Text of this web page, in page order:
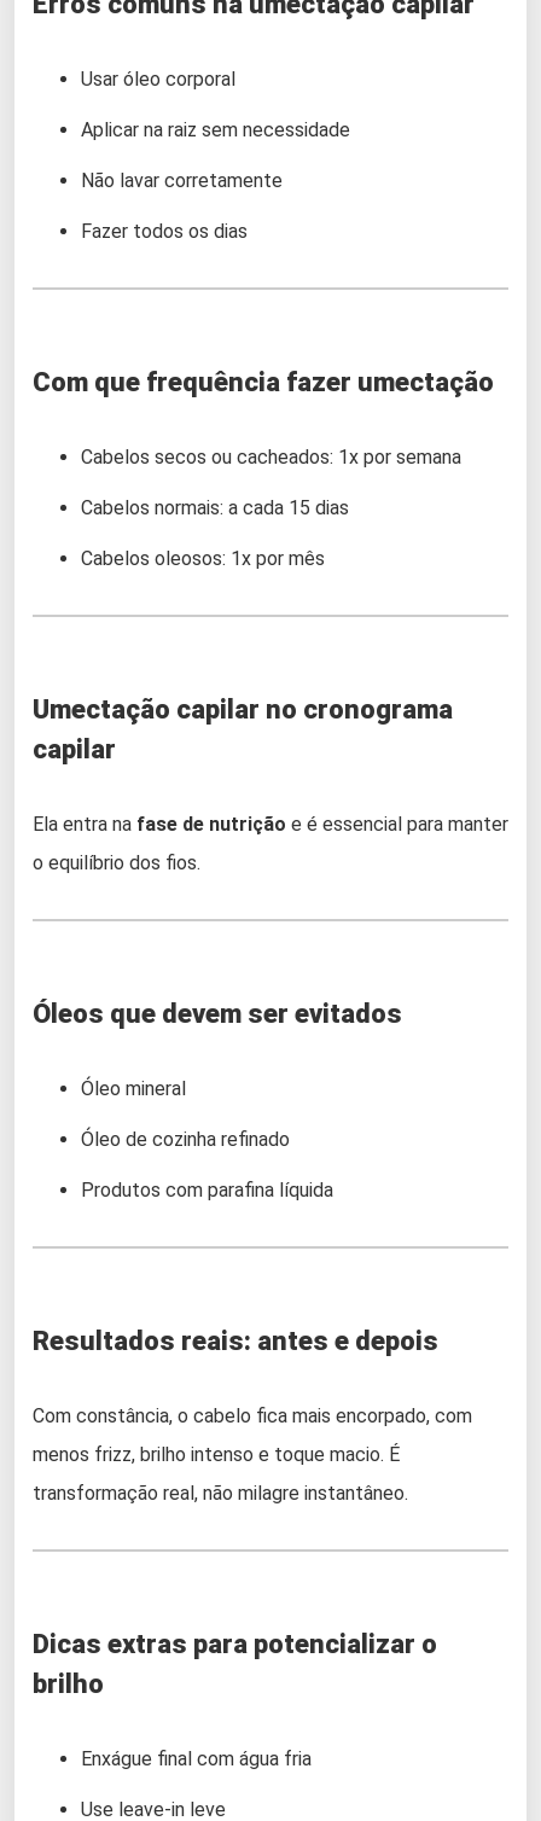
Usar óleo corporal
Aplicar na raiz sem necessidade
Não lavar corretamente
Fazer todos os dias
Com que frequência fazer umectação
Cabelos secos ou cacheados: 1x por semana
Cabelos normais: a cada 15 dias
Cabelos oleosos: 1x por mês
Umectação capilar no cronograma
capilar
Ela entra na fase de nutrição e é essencial para manter
o equilíbrio dos fios.
Óleos que devem ser evitados
Óleo mineral
Óleo de cozinha refinado
Produtos com parafina líquida
Resultados reais: antes e depois
Com constância, o cabelo fica mais encorpado, com
menos frizz, brilho intenso e toque macio. É
transformação real, não milagre instantâneo.
Dicas extras para potencializar o
brilho
Enxágue final com água fria
Use leave-in leve